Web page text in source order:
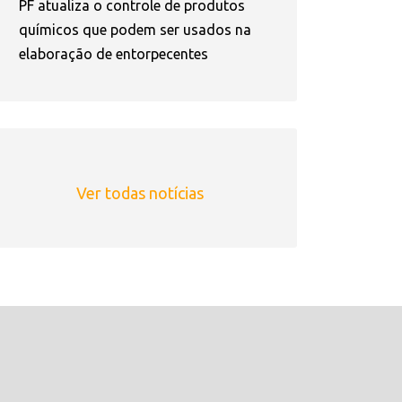
PF atualiza o controle de produtos
químicos que podem ser usados na
elaboração de entorpecentes
Ver todas notícias